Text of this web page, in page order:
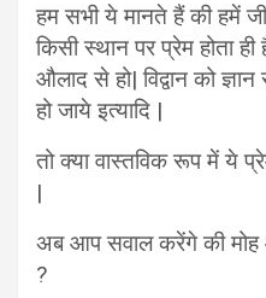
हम सभी ये मानते हैं की हमें
किसी स्थान पर प्रेम होता ही
औलाद से हो| विद्वान को
हो जाये इत्यादि |
तो क्या वास्तविक रूप में ये
|
अब आप सवाल करेंगे की
?